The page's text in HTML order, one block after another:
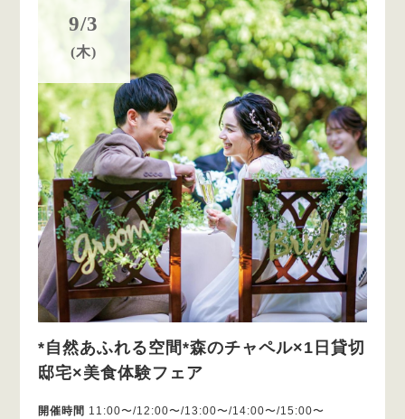
9/3
(木)
*自然あふれる空間*森のチャペル×1日貸切
邸宅×美食体験フェア
開催時間 11:00〜/12:00〜/13:00〜/14:00〜/15:00〜